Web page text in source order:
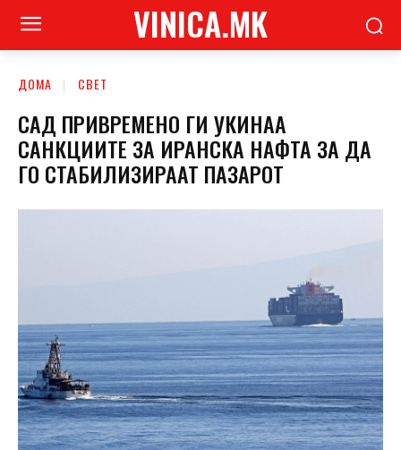
VINICA.MK
ДОМА СВЕТ
САД ПРИВРЕМЕНО ГИ УКИНАА
САНКЦИИТЕ ЗА ИРАНСКА НАФТА ЗА ДА
ГО СТАБИЛИЗИРААТ ПАЗАРОТ